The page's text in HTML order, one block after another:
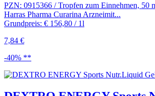
PZN: 0915366 / Tropfen zum Einnehmen, 50
Harras Pharma Curarina Arzneimit...
Grundpreis: € 156,80 / 1l
7,84 €
-40% **